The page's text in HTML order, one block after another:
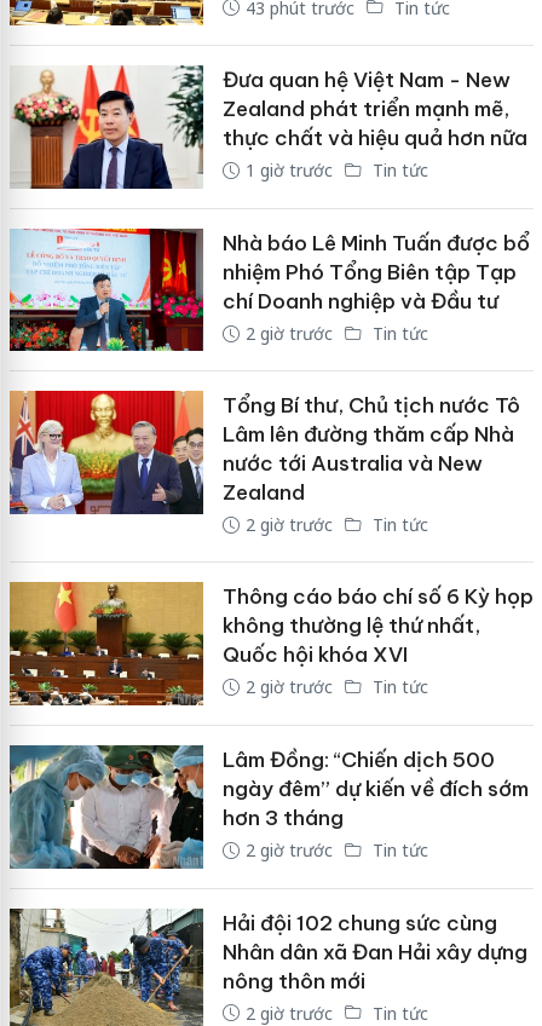
43 phút trước Tin tức
Đưa quan hệ Việt Nam - New
Zealand phát triển mạnh mẽ,
thực chất và hiệu quả hơn nữa
1 giờ trước Tin tức
Nhà báo Lê Minh Tuấn được bổ
nhiệm Phó Tổng Biên tập Tạp
chí Doanh nghiệp và Đầu tư
2 giờ trước Tin tức
Tổng Bí thư, Chủ tịch nước Tô
Lâm lên đường thăm cấp Nhà
nước tới Australia và New
Zealand
2 giờ trước Tin tức
Thông cáo báo chí số 6 Kỳ họp
không thường lệ thứ nhất,
Quốc hội khóa XVI
2 giờ trước Tin tức
Lâm Đồng: “Chiến dịch 500
ngày đêm” dự kiến về đích sớm
hơn 3 tháng
2 giờ trước Tin tức
Hải đội 102 chung sức cùng
Nhân dân xã Đan Hải xây dựng
nông thôn mới
2 giờ trước Tin tức